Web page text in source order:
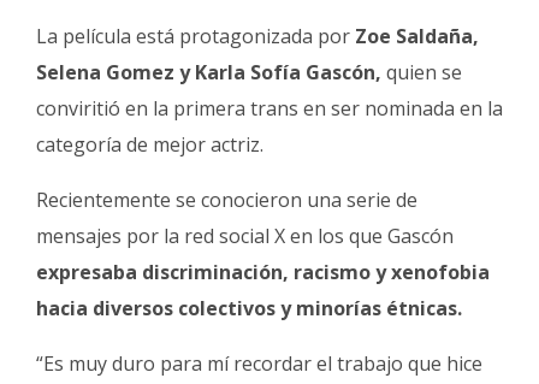
La película está protagonizada por Zoe Saldaña,
Selena Gomez y Karla Sofía Gascón, quien se
conviritió en la primera trans en ser nominada en la
categoría de mejor actriz.
Recientemente se conocieron una serie de
mensajes por la red social X en los que Gascón
expresaba discriminación, racismo y xenofobia
hacia diversos colectivos y minorías étnicas.
“Es muy duro para mí recordar el trabajo que hice